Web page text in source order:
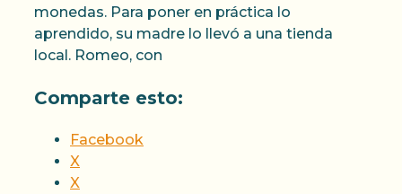
monedas. Para poner en práctica lo
aprendido, su madre lo llevó a una tienda
local. Romeo, con
Comparte esto:
Facebook
X
X